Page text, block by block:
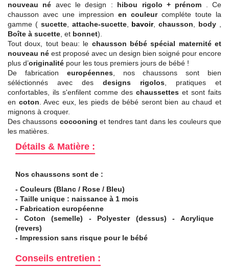
nouveau né avec le design : hibou rigolo + prénom
. Ce
chausson avec une impression en couleurcompléte toute la
gamme ( sucette, attache-sucette, bavoir,chausson body
Boîte à sucette , et bonnet).
Tout doux, tout beau: le chausson bébé spécial maternité et
nouveau né est proposé avec un design bien soigné pour encore
plus d’originalité pour les tous premiers jours de bébé !
De fabrication européennes, nos chaussons sont bien
séléctionnés avec des designs rigolos , pratiques et
confortables, ils s'enfilent comme des chaussettes et sont faits
en coton . Avec eux, les pieds de bébé seront bien au chaud et
mignons à croquer.
Des chaussons cocooning et tendres tant dans les couleurs que
les matières.
Détails & Matière :
Nos chaussons sont de :
- Couleurs (Blanc / Rose / Bleu)
- Taille unique : naissance à 1 mois
- Fabrication européenne
- Coton (semelle) - Polyester (dessus) - Acrylique
(revers)
- Impression sans risque pour le bébé
Conseils entretien :